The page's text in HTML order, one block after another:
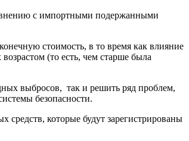
с импортными подержанными
стоимость, в то время как влияние
(то есть, чем старше была
выбросов, так и решить ряд проблем,
безопасности.
средств, которые будут зарегистрированы